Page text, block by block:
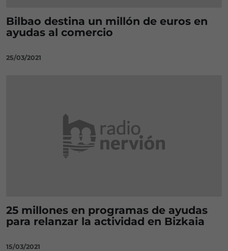
Bilbao destina un millón de euros en
ayudas al comercio
25/03/2021
25 millones en programas de ayudas
para relanzar la actividad en Bizkaia
15/03/2021